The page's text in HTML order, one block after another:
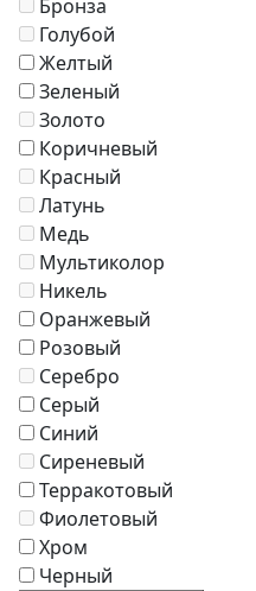
Журнальные
Диваны
Аксессуары
Бронза
Голубой
Желтый
Зеленый
Золото
Коричневый
Красный
Латунь
Медь
Мультиколор
Никель
Оранжевый
Розовый
Серебро
Серый
Синий
Сиреневый
Терракотовый
Фиолетовый
Хром
Черный